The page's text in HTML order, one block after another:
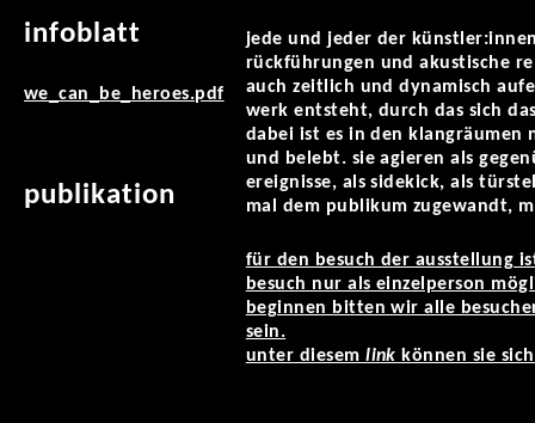
infoblatt
we_can_be_heroes.pdf
publikation
jede und jeder der
rückführungen und akustische
auch zeitlich und dynamisch
werk entsteht, durch das sich
dabei ist es in den
und belebt. sie agieren als
ereignisse, als sidekick, als
mal dem publikum zugewandt,
für den besuch der ausstellung
besuch nur als einzelperson
beginnen bitten wir alle
sein.
unter diesemlink können sie